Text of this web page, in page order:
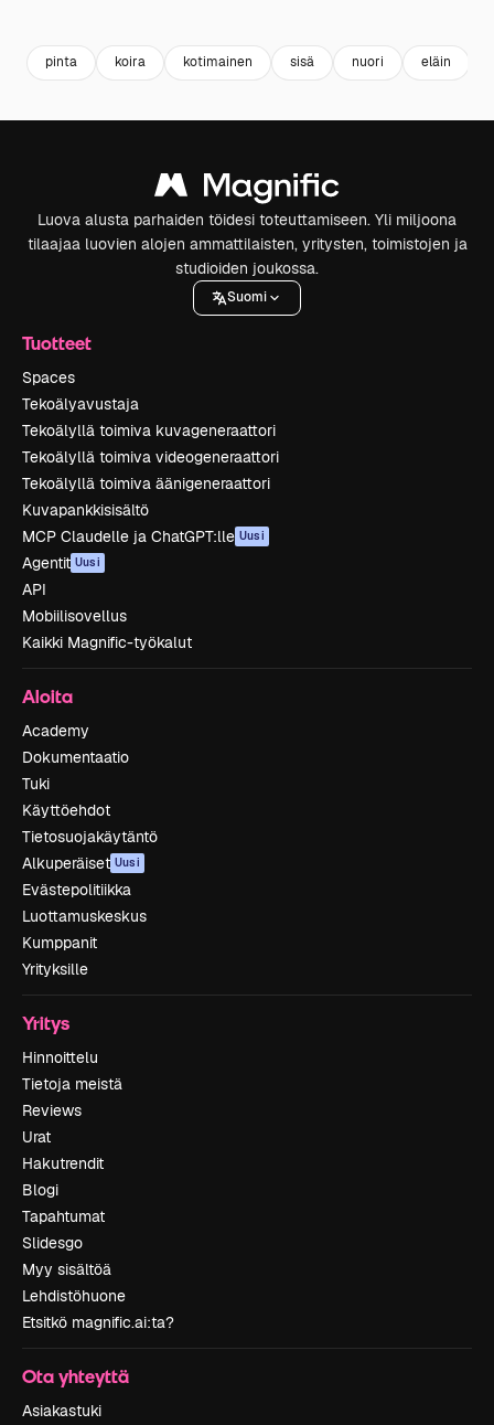
pinta koira kotimainen sisä nuori eläin
Luova alusta parhaiden töidesi toteuttamiseen. Yli miljoona
tilaajaa luovien alojen ammattilaisten, yritysten, toimistojen ja
studioiden joukossa.
Suomi
Tuotteet
Spaces
Tekoälyavustaja
Tekoälyllä toimiva kuvageneraattori
Tekoälyllä toimiva videogeneraattori
Tekoälyllä toimiva äänigeneraattori
Kuvapankkisisältö
MCP Claudelle ja ChatGPT:lle Uusi
Agentit Uusi
API
Mobiilisovellus
Kaikki Magnific-työkalut
Aloita
Academy
Dokumentaatio
Tuki
Käyttöehdot
Tietosuojakäytäntö
Alkuperäiset Uusi
Evästepolitiikka
Luottamuskeskus
Kumppanit
Yrityksille
Yritys
Hinnoittelu
Tietoja meistä
Reviews
Urat
Hakutrendit
Blogi
Tapahtumat
Slidesgo
Myy sisältöä
Lehdistöhuone
Etsitkö magnific.ai:ta?
Ota yhteyttä
Asiakastuki